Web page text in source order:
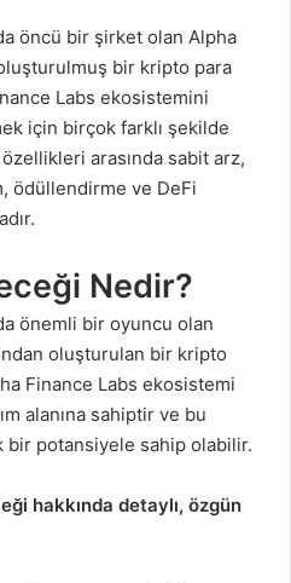
öncü bir şirket olan Alpha
bir kripto para
Labs ekosistemini
için birçok farklı şekilde
özellikleri arasında sabit arz,
ödüllendirme ve DeFi
Nedir?
önemli bir oyuncu olan
oluşturulan bir kripto
Finance Labs ekosistemi
alanına sahiptir ve bu
potansiyele sahip olabilir.
hakkında detaylı, özgün